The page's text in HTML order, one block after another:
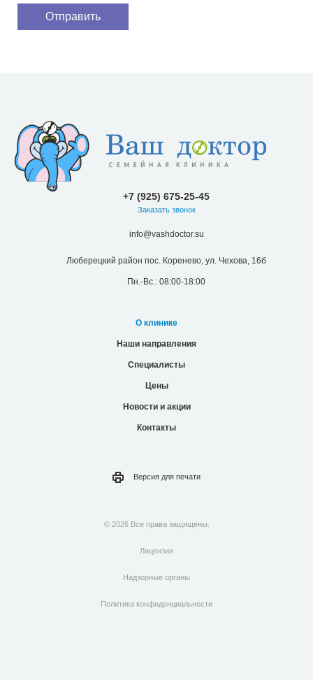
+7 (925) 675-25-45
Заказать звонок
info@vashdoctor.su
Люберецкий район пос. Коренево, ул. Чехова, 16б
Пн.-Вс.: 08:00-18:00
О клинике
Наши направления
Специалисты
Цены
Новости и акции
Контакты
Версия для печати
© 2026 Все права защищены.
Лицензии
Надзорные органы
Политика конфиденциальности